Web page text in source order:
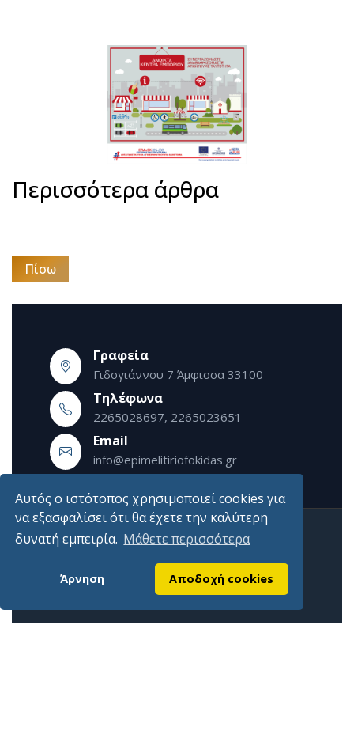
Αυτός ο ιστότοπος χρησιμοποιεί cookies για
να εξασφαλίσει ότι θα έχετε την καλύτερη
δυνατή εμπειρία. Μάθετε περισσότερα
Άρνηση Αποδοχή cookies
Περισσότερα άρθρα
Πίσω
Γραφεία
Γιδογιάννου 7 Άμφισσα 33100
Τηλέφωνα
2265028697, 2265023651
Εmail
info@epimelitiriofokidas.gr